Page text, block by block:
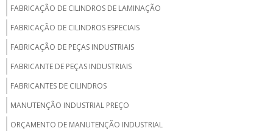
FABRICAÇÃO DE CILINDROS DE LAMINAÇÃO
FABRICAÇÃO DE CILINDROS ESPECIAIS
FABRICAÇÃO DE PEÇAS INDUSTRIAIS
FABRICANTE DE PEÇAS INDUSTRIAIS
FABRICANTES DE CILINDROS
MANUTENÇÃO INDUSTRIAL PREÇO
ORÇAMENTO DE MANUTENÇÃO INDUSTRIAL